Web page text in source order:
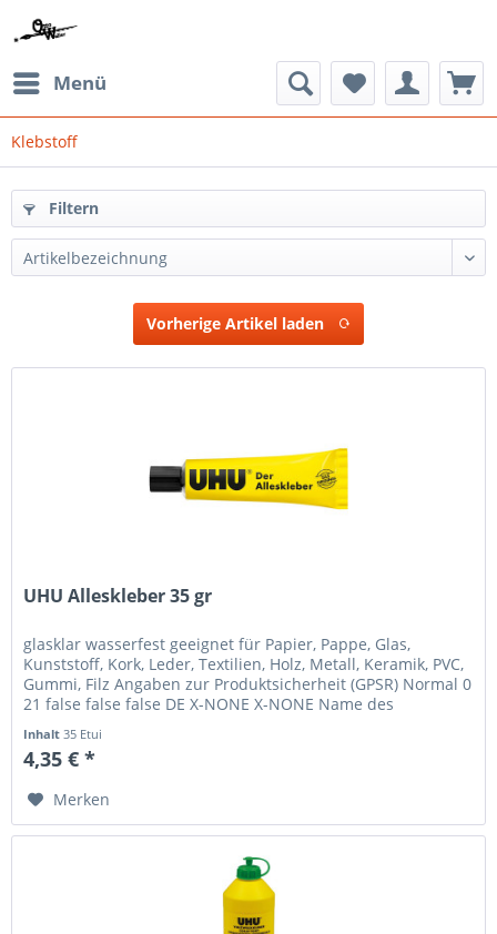
Menü
Klebstoff
Filtern
Vorherige Artikel laden
UHU Alleskleber 35 gr
glasklar wasserfest geeignet für Papier, Pappe, Glas,
Kunststoff, Kork, Leder, Textilien, Holz, Metall, Keramik, PVC,
Gummi, Filz Angaben zur Produktsicherheit (GPSR) Normal 0
21 false false false DE X-NONE X-NONE Name des
Inhalt35 Etui
4,35 € *
Merken